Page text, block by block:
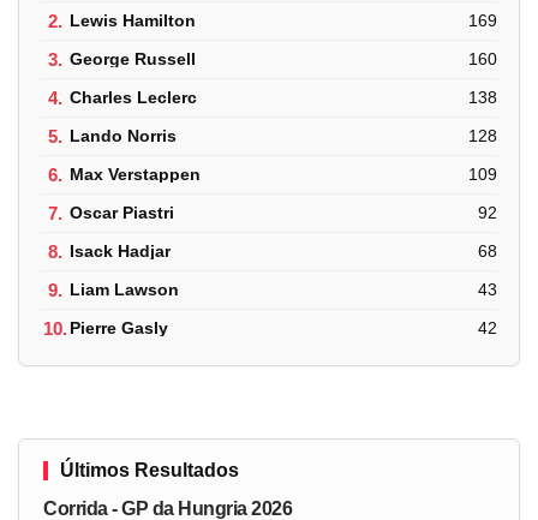
2. Lewis Hamilton 169
3. George Russell 160
4. Charles Leclerc 138
5. Lando Norris 128
6. Max Verstappen 109
7. Oscar Piastri 92
8. Isack Hadjar 68
9. Liam Lawson 43
10.Pierre Gasly 42
Últimos Resultados
Corrida - GP da Hungria 2026